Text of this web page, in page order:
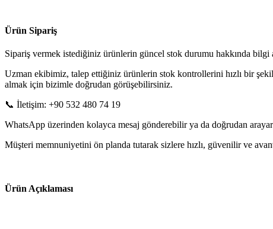
Ürün Sipariş
Sipariş vermek istediğiniz ürünlerin güncel stok durumu hakkında
Uzman ekibimiz, talep ettiğiniz ürünlerin stok kontrollerini hızlı bir
almak için bizimle doğrudan görüşebilirsiniz.
📞 İletişim: +90 532 480 74 19
WhatsApp üzerinden kolayca mesaj gönderebilir ya da doğrudan
Müşteri memnuniyetini ön planda tutarak sizlere hızlı, güvenilir ve
Ürün Açıklaması